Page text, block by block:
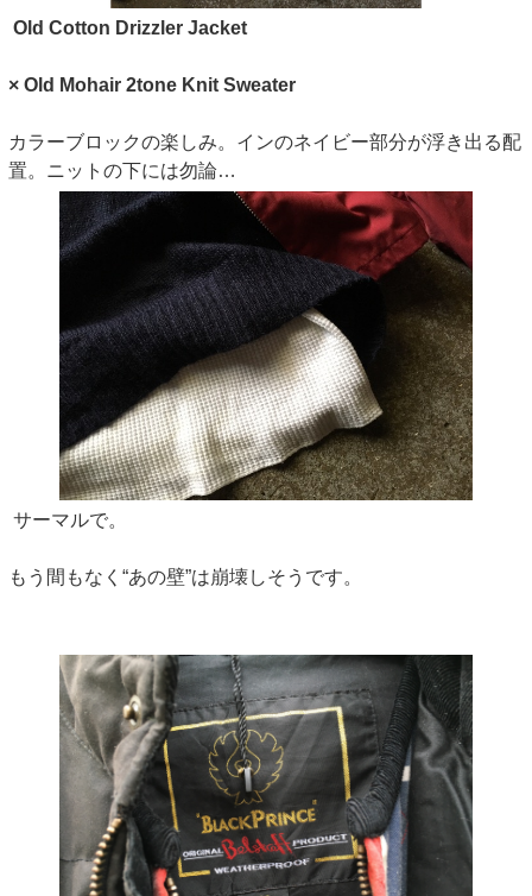
Old Cotton Drizzler Jacket
× Old Mohair 2tone Knit Sweater
カラーブロックの楽しみ。インのネイビー部分が浮き出る配
置。ニットの下には勿論…
サーマルで。
もう間もなく“あの壁”は崩壊しそうです。